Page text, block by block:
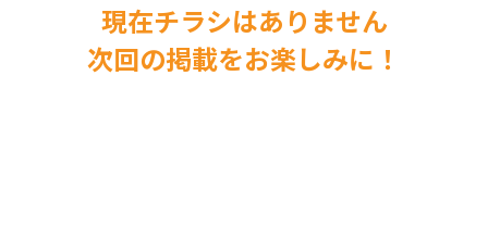
現在チラシはありません
次回の掲載をお楽しみに！